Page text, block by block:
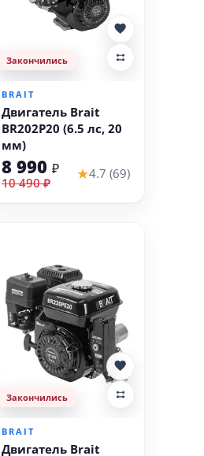
Закончились
BRAIT
Двигатель Brait
BR202P20 (6.5 лс, 20
мм)
8 990 ₽
10 490 ₽ ★4.7 (69)
Закончились
BRAIT
Двигатель Brait